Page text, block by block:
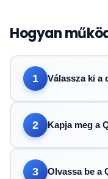
Hogyan
1 Válassza ki a
2 Kapja meg a
3 Olvassa be a